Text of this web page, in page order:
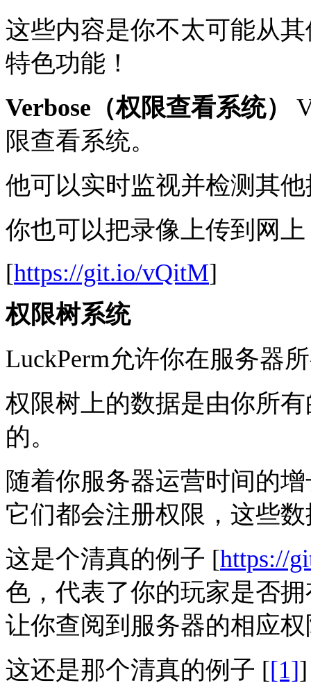
这些内容是你不太可能从
特色功能！
Verbose（权限查看系统）
限查看系统。
他可以实时监视并检测其
你也可以把录像上传到网
[https://git.io/vQitM]
权限树系统
LuckPerm允许你在服务器
权限树上的数据是由你所
的。
随着你服务器运营时间的
它们都会注册权限，这些
这是个清真的例子 [https://
色，代表了你的玩家是否
让你查阅到服务器的相应
这还是那个清真的例子 [[1]]